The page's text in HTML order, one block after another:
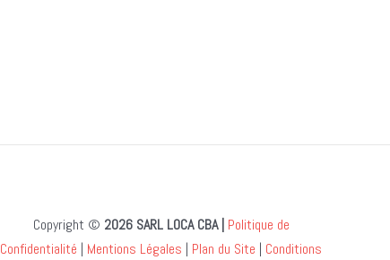
Copyright © 2026 SARL LOCA CBA | Politique de
Confidentialité | Mentions Légales | Plan du Site | Conditions